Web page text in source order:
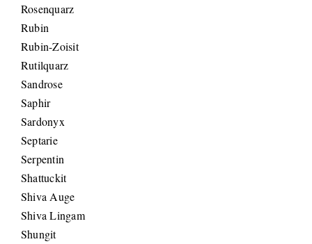
Rosenquarz
Rubin
Rubin-Zoisit
Rutilquarz
Sandrose
Saphir
Sardonyx
Septarie
Serpentin
Shattuckit
Shiva Auge
Shiva Lingam
Shungit